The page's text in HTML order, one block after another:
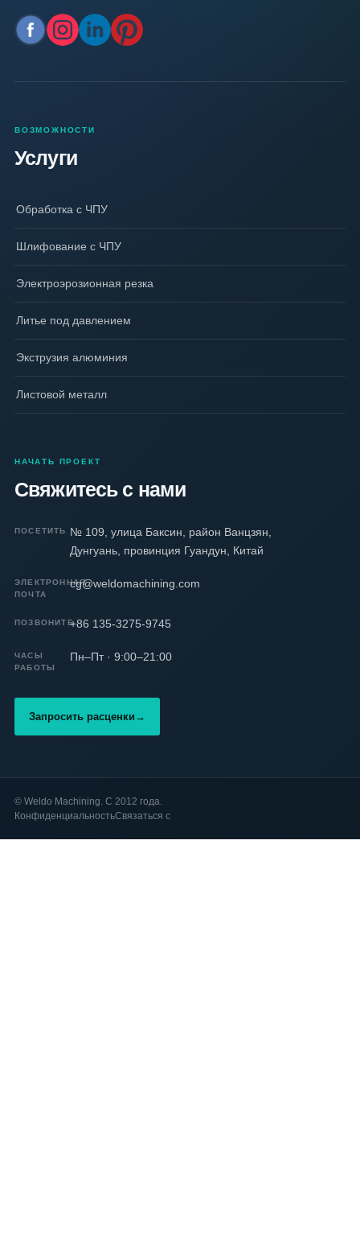
ВОЗМОЖНОСТИ
Услуги
Обработка с ЧПУ
Шлифование с ЧПУ
Электроэрозионная резка
Литье под давлением
Экструзия алюминия
Листовой металл
НАЧАТЬ ПРОЕКТ
Свяжитесь с нами
ПОСЕТИТЬ
№ 109, улица Баксин, район Ванцзян,
Дунгуань, провинция Гуандун, Китай
ЭЛЕКТРОННАЯ
ПОЧТА
cg@weldomachining.com
ПОЗВОНИТЕ+86 135-3275-9745
ЧАСЫ
РАБОТЫ
Пн–Пт · 9:00–21:00
Запросить расценки →
© Weldo Machining. С 2012 года.
КонфиденциальностьСвязаться с